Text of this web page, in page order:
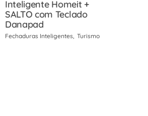
Inteligente Homeit +
SALTO com Teclado
Danapad
Fechaduras Inteligentes Turismo